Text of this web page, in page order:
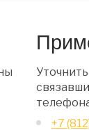
+7